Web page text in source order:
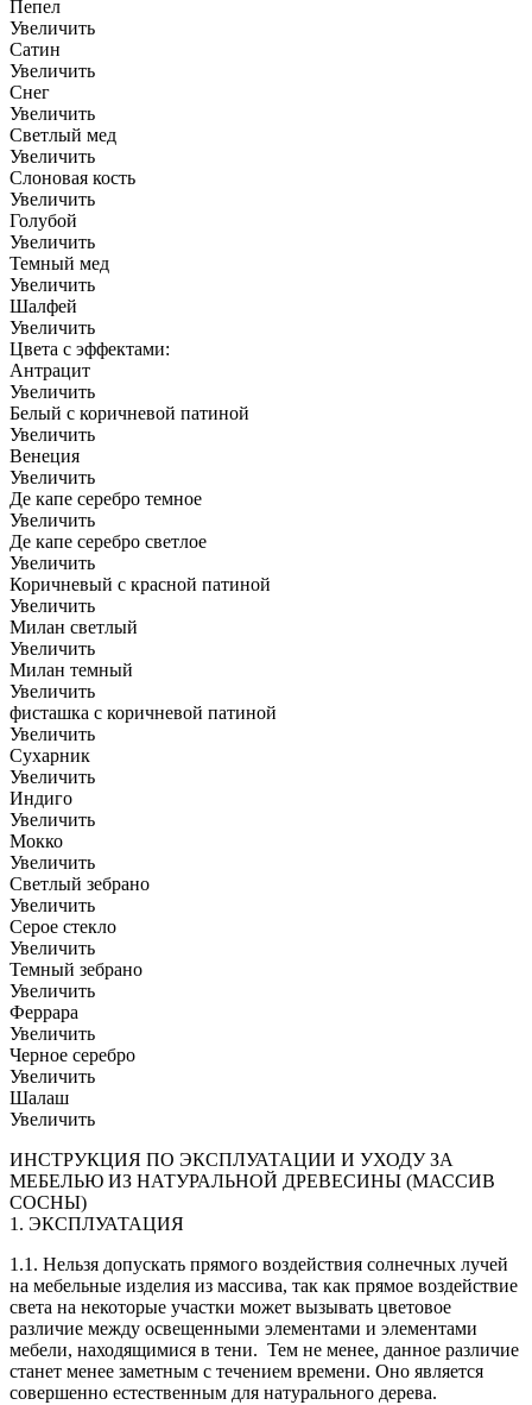
Пепел
Увеличить
Сатин
Увеличить
Снег
Увеличить
Светлый мед
Увеличить
Слоновая кость
Увеличить
Голубой
Увеличить
Темный мед
Увеличить
Шалфей
Увеличить
Цвета с эффектами:
Антрацит
Увеличить
Белый с коричневой патиной
Увеличить
Венеция
Увеличить
Де капе серебро темное
Увеличить
Де капе серебро светлое
Увеличить
Коричневый с красной патиной
Увеличить
Милан светлый
Увеличить
Милан темный
Увеличить
фисташка с коричневой патиной
Увеличить
Сухарник
Увеличить
Индиго
Увеличить
Мокко
Увеличить
Светлый зебрано
Увеличить
Серое стекло
Увеличить
Темный зебрано
Увеличить
Феррара
Увеличить
Черное серебро
Увеличить
Шалаш
Увеличить
ИНСТРУКЦИЯ ПО ЭКСПЛУАТАЦИИ И УХОДУ ЗА
МЕБЕЛЬЮ ИЗ НАТУРАЛЬНОЙ ДРЕВЕСИНЫ (МАССИВ
СОСНЫ)
1. ЭКСПЛУАТАЦИЯ
1.1. Нельзя допускать прямого воздействия солнечных лучей
на мебельные изделия из массива, так как прямое воздействие
света на некоторые участки может вызывать цветовое
различие между освещенными элементами и элементами
мебели, находящимися в тени. Тем не менее, данное различие
станет менее заметным с течением времени. Оно является
совершенно естественным для натурального дерева.